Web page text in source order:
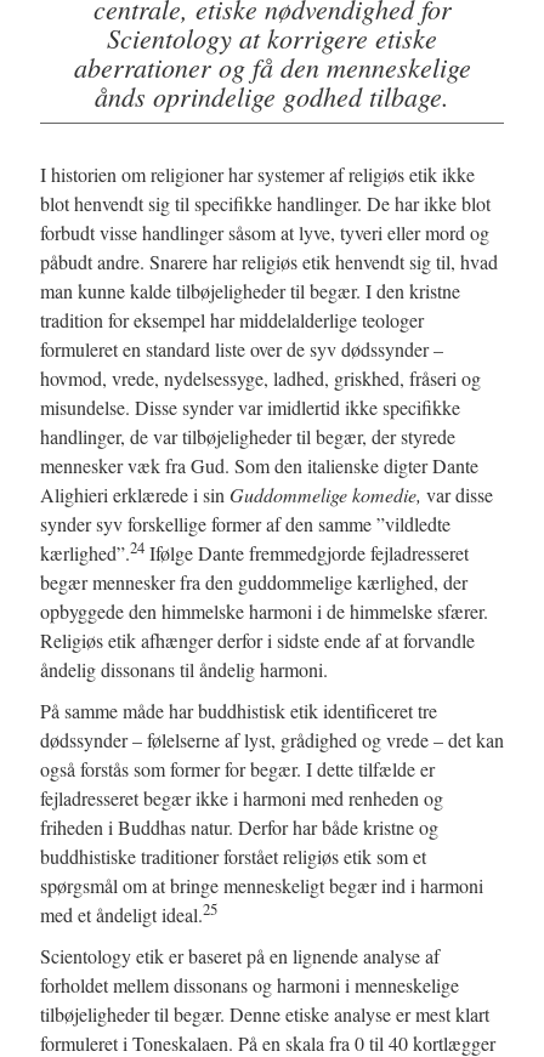
centrale, etiske nødvendighed for
Scientology at korrigere etiske
aberrationer og få den menneskelige
ånds oprindelige godhed tilbage.
I historien om religioner har systemer af religiøs etik ikke
blot henvendt sig til specifikke handlinger. De har ikke blot
forbudt visse handlinger såsom at lyve, tyveri eller mord og
påbudt andre. Snarere har religiøs etik henvendt sig til, hvad
man kunne kalde tilbøjeligheder til begær. I den kristne
tradition for eksempel har middelalderlige teologer
formuleret en standard liste over de syv dødssynder –
hovmod, vrede, nydelsessyge, ladhed, griskhed, fråseri og
misundelse. Disse synder var imidlertid ikke specifikke
handlinger, de var tilbøjeligheder til begær, der styrede
mennesker væk fra Gud. Som den italienske digter Dante
Alighieri erklærede i sin Guddommelige komedie, var disse
synder syv forskellige former af den samme ”vildledte
kærlighed”.24 Ifølge Dante fremmedgjorde fejladresseret
begær mennesker fra den guddommelige kærlighed, der
opbyggede den himmelske harmoni i de himmelske sfærer.
Religiøs etik afhænger derfor i sidste ende af at forvandle
åndelig dissonans til åndelig harmoni.
På samme måde har buddhistisk etik identificeret tre
dødssynder – følelserne af lyst, grådighed og vrede – det kan
også forstås som former for begær. I dette tilfælde er
fejladresseret begær ikke i harmoni med renheden og
friheden i Buddhas natur. Derfor har både kristne og
buddhistiske traditioner forstået religiøs etik som et
spørgsmål om at bringe menneskeligt begær ind i harmoni
med et åndeligt ideal.25
Scientology etik er baseret på en lignende analyse af
forholdet mellem dissonans og harmoni i menneskelige
tilbøjeligheder til begær. Denne etiske analyse er mest klart
formuleret i Toneskalaen. På en skala fra 0 til 40 kortlægger